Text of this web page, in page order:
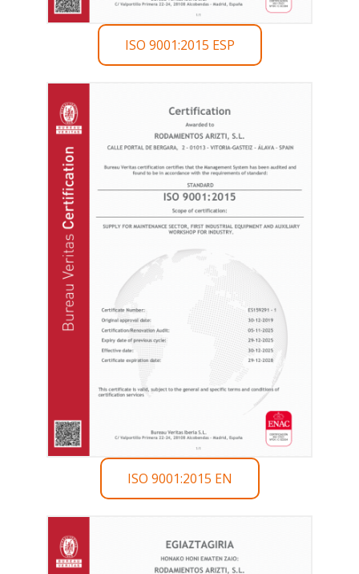
ISO 9001:2015 ESP
ISO 9001:2015 EN